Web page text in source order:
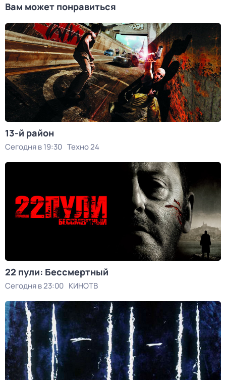
Вам может понравиться
13-й район
Сегодня в 19:30 Техно 24
22 пули: Бессмертный
Сегодня в 23:00 КИНОТВ